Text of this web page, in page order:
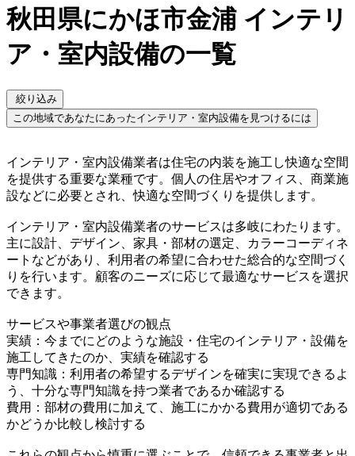
秋田県にかほ市金浦 インテリ
ア・室内設備の一覧
絞り込み
この地域であなたにあったインテリア・室内設備を見つけるには
インテリア・室内設備業者は住宅の内装を施工し快適な空間
を提供する重要な業種です。個人の住居やオフィス、商業施
設などに必要とされ、快適な空間づくりを提供します。
インテリア・室内設備業者のサービスは多岐にわたります。
主に設計、デザイン、家具・部材の選定、カラーコーディネ
ートなどがあり、利用者の希望に合わせた総合的な空間づく
りを行います。顧客のニーズに応じて最適なサービスを選択
できます。
サービスや事業者選びの観点
実績：今までにどのような施設・住宅のインテリア・設備を
施工してきたのか、実績を確認する
専門知識：利用者の希望するデザインを確実に実現できるよ
う、十分な専門知識を持つ業者であるか確認する
費用：部材の費用に加えて、施工にかかる費用が適切である
かどうか比較し検討する